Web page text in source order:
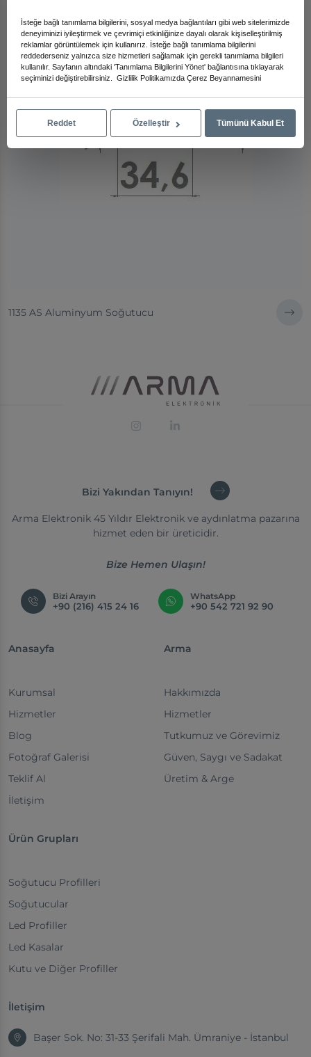
1135 AS Aluminyum Soğutucu
Bizi Yakından Tanıyın!
Arma Elektronik 45 Yıldır Elektronik ve aydınlatma pazarına
hizmet eden bir üreticidir.
Bize Hemen Ulaşın!
Bizi Arayın
+90 (216) 415 24 16
WhatsApp
+90 542 721 92 90
Anasayfa
Kurumsal
Hizmetler
Blog
Fotoğraf Galerisi
Teklif Al
İletişim
Arma
Hakkımızda
Hizmetler
Tutkumuz ve Görevimiz
Güven, Saygı ve Sadakat
Üretim & Arge
Ürün Grupları
Soğutucu Profilleri
Soğutucular
Led Profiller
Led Kasalar
Kutu ve Diğer Profiller
İletişim
Başer Sok. No: 31-33 Şerifali Mah. Ümraniye - İstanbul
İsteğe bağlı tanımlama bilgilerini, sosyal medya bağlantıları gibi web sitelerimizde
deneyiminizi iyileştirmek ve çevrimiçi etkinliğinize dayalı olarak kişiselleştirilmiş
reklamlar görüntülemek için kullanırız. İsteğe bağlı tanımlama bilgilerini
reddederseniz yalnızca size hizmetleri sağlamak için gerekli tanımlama bilgileri
kullanılır. Sayfanın altındaki 'Tanımlama Bilgilerini Yönet' bağlantısına tıklayarak
seçiminizi değiştirebilirsiniz. Gizlilik Politikamızda Çerez Beyannamesini
Reddet Özelleştir Tümünü Kabul Et